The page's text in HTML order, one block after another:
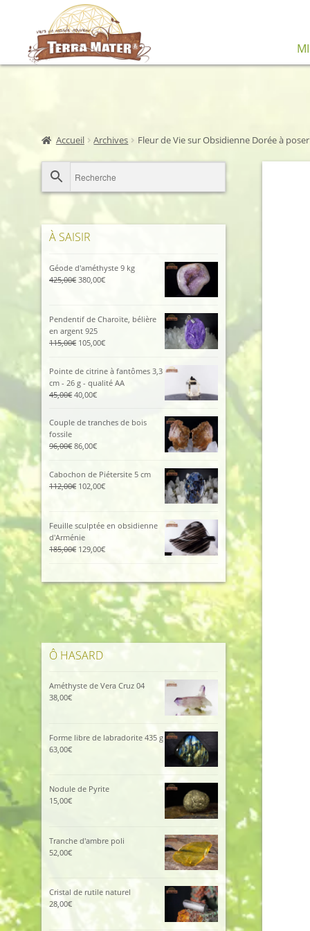
Aller
à
la
Aller
au
contenu
Accueil Archives Fleur de Vie sur Obsidienne Dorée à poser
À SAISIR
Géode d'améthyste 9 kg
425,00€ Le
380,00€Le
380,00€.
Pendentif de Charoïte, bélière
en argent 925
115,00€ Le
était :
115,00€.
105,00€Le
actuel
est :
105,00€.
Pointe de citrine à fantômes 3,3
cm - 26 g - qualité AA
45,00€ Le
était :
40,00€Le
est :
Couple de tranches de bois
fossile
96,00€ Le
était :
96,00€.
86,00€Le
actuel
est :
86,00€.
Cabochon de Piétersite 5 cm
112,00€ Le
112,00€.
102,00€Le
102,00€.
Feuille sculptée en obsidienne
d'Arménie
185,00€ Le
était :
185,00€.
129,00€Le
est :
129,00€.
Ô HASARD
Améthyste de Vera Cruz 04
38,00€
Forme libre de labradorite 435 g
63,00€
Nodule de Pyrite
15,00€
Tranche d'ambre poli
52,00€
Cristal de rutile naturel
28,00€